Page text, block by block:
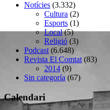
Notícies (3.332)
Cultura (2)
Esports (1)
Local(5)
Religió (3)
Podcast (6.648)
Revista El Comtat (83)
2014 (9)
Sin categoría (67)
Calendari